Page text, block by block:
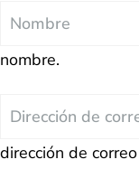
Nombre
nombre.
Correo
dirección de